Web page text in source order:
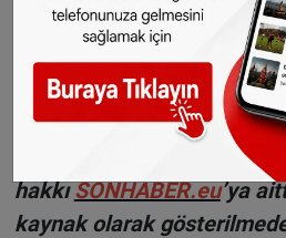
Hollanda ve diğer Avrupa
seçtiğimiz haberler her
gelsin!Abone olmak için
Sitemizde yayımlanan
hakkıSONHABER.eu’ya
kaynak olarak